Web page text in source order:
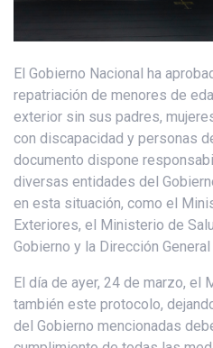
El Gobierno Nacional ha
repatriación de menores de
exterior sin sus padres,
con discapacidad y personas
documento dispone
diversas entidades del
en esta situación, como el
Exteriores, el Ministerio de
Gobierno y la Dirección
El día de ayer, 24 de marzo, el
también este protocolo,
del Gobierno mencionadas